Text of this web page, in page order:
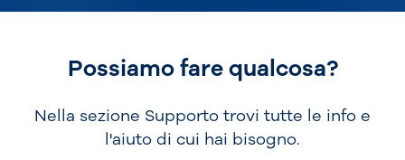
Possiamo fare qualcosa?
Nella sezione Supporto trovi tutte le info e
l'aiuto di cui hai bisogno.